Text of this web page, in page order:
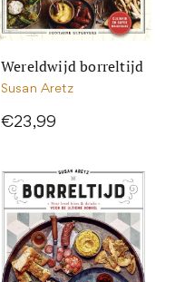
Wereldwijd borreltijd
Susan Aretz
€23,99